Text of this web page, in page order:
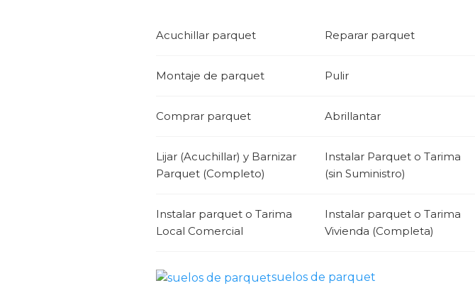
Acuchillar parquet Reparar parquet
Montaje de parquet Pulir
Comprar parquet Abrillantar
Lijar (Acuchillar) y Barnizar
Parquet (Completo)
Instalar Parquet o Tarima
(sin Suministro)
Instalar parquet o Tarima
Local Comercial
Instalar parquet o Tarima
Vivienda (Completa)
suelos de parquet